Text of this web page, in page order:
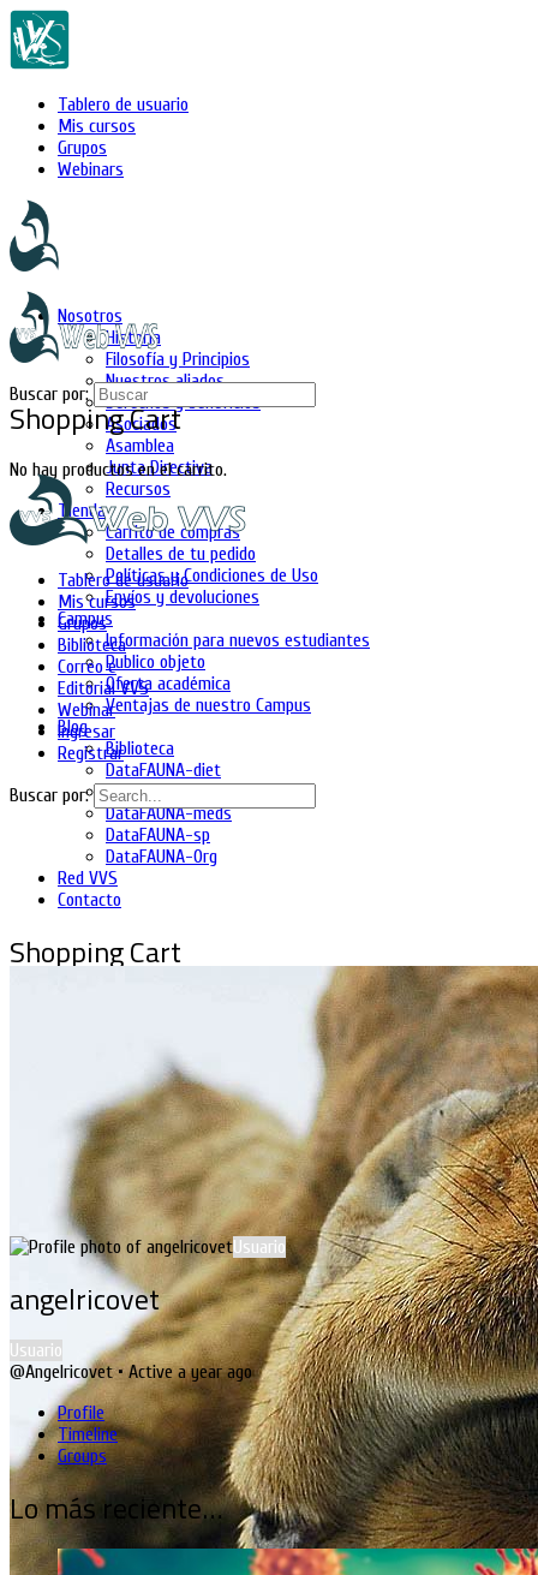
Tablero de usuario
Mis cursos
Grupos
Webinars
Nosotros
Historia
Filosofía y Principios
Nuestros aliados
Derechos y beneficios
Asociados
Asamblea
Junta Directiva
Recursos
Tienda
Carrito de compras
Detalles de tu pedido
Políticas y Condiciones de Uso
Envíos y devoluciones
Campus
Información para nuevos estudiantes
Publico objeto
Oferta académica
Ventajas de nuestro Campus
Blog
Biblioteca
DataFAUNA-diet
DataFAUNA-inia
DataFAUNA-meds
DataFAUNA-sp
DataFAUNA-Org
Red VVS
Contacto
Shopping Cart
Shopping Cart
No hay productos en el carrito.
Buscar por:
Tablero de usuario
Mis cursos
Grupos
Biblioteca
Correo e
Editorial VVS
Webinar
Ingresar
Registrar
Buscar por:
Usuario
angelricovet
Usuario
@Angelricovet •Active a year ago
Profile
Timeline
Groups
Lo más reciente…